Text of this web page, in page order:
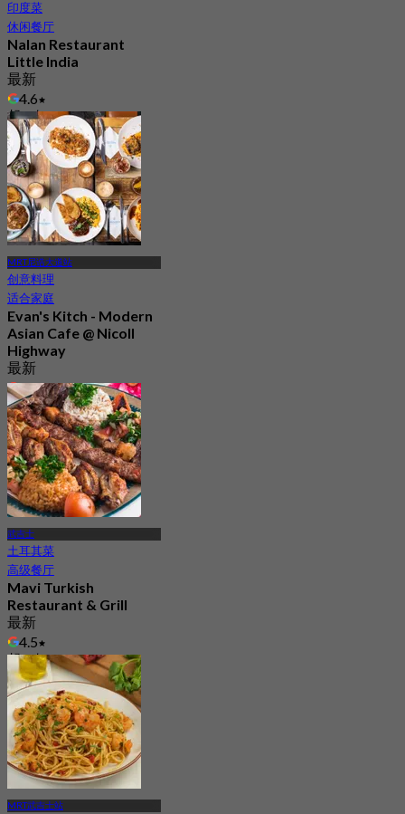
印度菜
休闲餐厅
Nalan Restaurant
Little India
最新
4.6
起S$ 27
MRT尼诰大道站
创意料理
适合家庭
Evan's Kitch - Modern
Asian Cafe @ Nicoll
Highway
最新
4.7
起S$ 46.66
武吉士
土耳其菜
高级餐厅
Mavi Turkish
Restaurant & Grill
最新
4.5
起S$ 34.5
MRT武吉士站